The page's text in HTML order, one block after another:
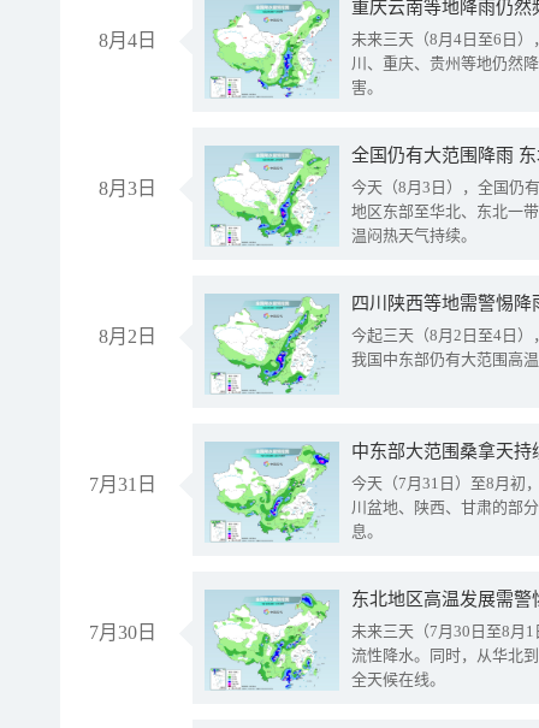
8月4日
重庆云南等地降雨仍然
未来三天（8月4日至6日
川、重庆、贵州等地仍然
害。
8月3日
全国仍有大范围降雨
今天（8月3日），全国仍
地区东部至华北、东北一
温闷热天气持续。
8月2日
今起三天（8月2日至4日
我国中东部仍有大范围高
7月31日
中东部大范围桑拿天
今天（7月31日）至8月初
川盆地、陕西、甘肃的部
息。
7月30日
东北地区高温发展需
未来三天（7月30日至8月
流性降水。同时，从华北
全天候在线。